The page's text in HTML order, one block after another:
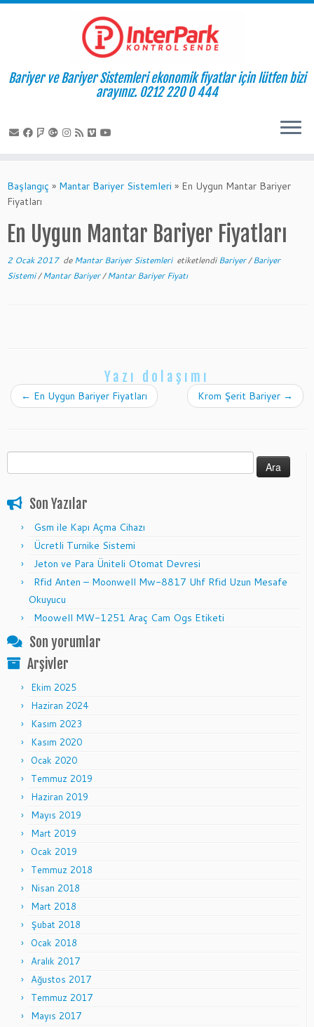
to
content
Bariyer ve Bariyer Sistemleri ekonomik fiyatlar için lütfen bizi
arayınız. 0212 220 0 444
Başlangıç » Mantar Bariyer Sistemleri » En Uygun Mantar Bariyer
Fiyatları
En Uygun Mantar Bariyer Fiyatları
2 Ocak 2017deMantar Bariyer Sistemleri etiketlendiBariyer/Bariyer
Sistemi/Mantar Bariyer/Mantar Bariyer Fiyatı
Yazı dolaşımı
← En Uygun Bariyer Fiyatları Krom Şerit Bariyer →
Son Yazılar
Gsm ile Kapı Açma Cihazı
Ücretli Turnike Sistemi
Jeton ve Para Üniteli Otomat Devresi
Rfid Anten – Moonwell Mw-8817 Uhf Rfid Uzun Mesafe
Okuyucu
Moowell MW-1251 Araç Cam Ogs Etiketi
Son yorumlar
Arşivler
Ekim 2025
Haziran 2024
Kasım 2023
Kasım 2020
Ocak 2020
Temmuz 2019
Haziran 2019
Mayıs 2019
Mart 2019
Ocak 2019
Temmuz 2018
Nisan 2018
Mart 2018
Şubat 2018
Ocak 2018
Aralık 2017
Ağustos 2017
Temmuz 2017
Mayıs 2017